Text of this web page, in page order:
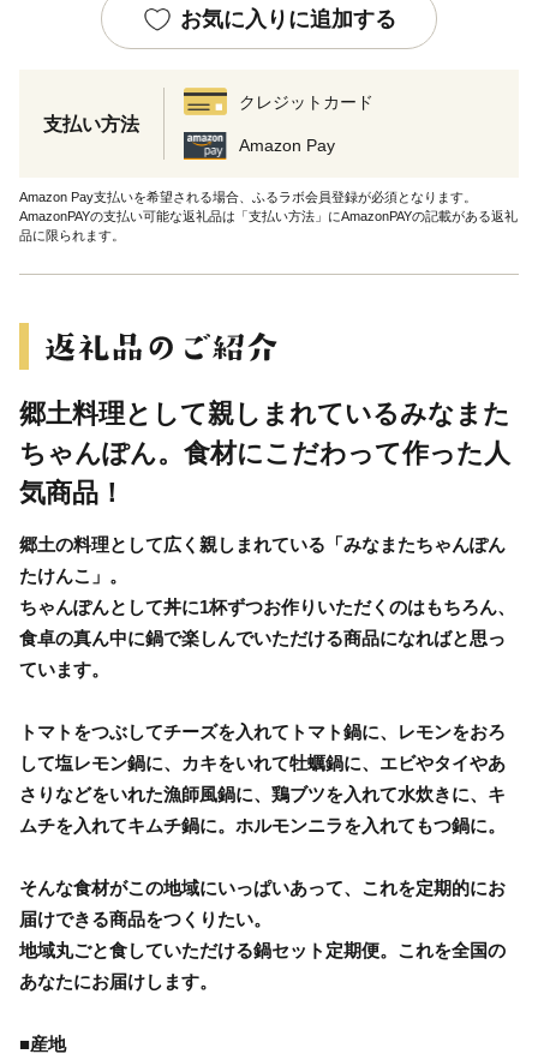
お気に入りに追加する
支払い方法
クレジットカード
Amazon Pay
Amazon Pay支払いを希望される場合、ふるラボ会員登録が必須となります。
AmazonPAYの支払い可能な返礼品は「支払い方法」にAmazonPAYの記載がある返礼
品に限られます。
郷土料理として親しまれているみなまた
ちゃんぽん。食材にこだわって作った人
気商品！
郷土の料理として広く親しまれている「みなまたちゃんぽん
たけんこ」。
ちゃんぽんとして丼に1杯ずつお作りいただくのはもちろん、
食卓の真ん中に鍋で楽しんでいただける商品になればと思っ
ています。
トマトをつぶしてチーズを入れてトマト鍋に、レモンをおろ
して塩レモン鍋に、カキをいれて牡蠣鍋に、エビやタイやあ
さりなどをいれた漁師風鍋に、鶏ブツを入れて水炊きに、キ
ムチを入れてキムチ鍋に。ホルモンニラを入れてもつ鍋に。
そんな食材がこの地域にいっぱいあって、これを定期的にお
届けできる商品をつくりたい。
地域丸ごと食していただける鍋セット定期便。これを全国の
あなたにお届けします。
■産地